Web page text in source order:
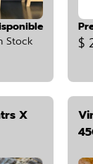
Stock
$
X